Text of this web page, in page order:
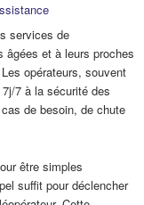
services de
âgées et à leurs proches
opérateurs, souvent
7 à la sécurité des
de besoin, de chute
être simples
suffit pour déclencher